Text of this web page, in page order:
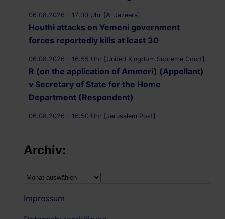
06.08.2026 - 17:00 Uhr [Al Jazeera]
Houthi attacks on Yemeni government
forces reportedly kills at least 30
06.08.2026 - 16:55 Uhr [United Kingdom Supreme Court]
R (on the application of Ammori) (Appellant)
v Secretary of State for the Home
Department (Respondent)
06.08.2026 - 16:50 Uhr [Jerusalem Post]
14 peaceful protesters arrested at Palestine
Action demonstration outside Bristol Prison
06.08.2026 - 16:19 Uhr [Nachrichtenagentur Radio
Utopie]
Archiv:
Archiv:
Impressum